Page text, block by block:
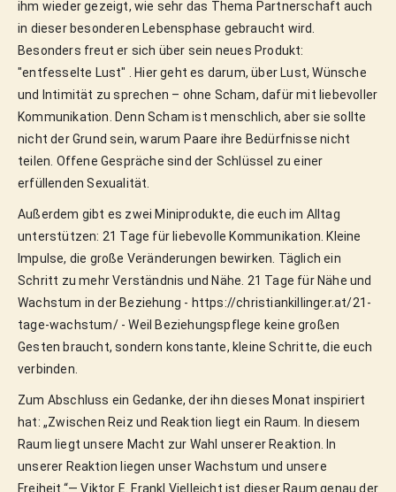
ihm wieder gezeigt, wie sehr das Thema Partnerschaft auch
in dieser besonderen Lebensphase gebraucht wird.
Besonders freut er sich über sein neues Produkt:
"entfesselte Lust" . Hier geht es darum, über Lust, Wünsche
und Intimität zu sprechen – ohne Scham, dafür mit liebevoller
Kommunikation. Denn Scham ist menschlich, aber sie sollte
nicht der Grund sein, warum Paare ihre Bedürfnisse nicht
teilen. Offene Gespräche sind der Schlüssel zu einer
erfüllenden Sexualität.
Außerdem gibt es zwei Miniprodukte, die euch im Alltag
unterstützen: 21 Tage für liebevolle Kommunikation. Kleine
Impulse, die große Veränderungen bewirken. Täglich ein
Schritt zu mehr Verständnis und Nähe. 21 Tage für Nähe und
Wachstum in der Beziehung - https://christiankillinger.at/21-
tage-wachstum/ - Weil Beziehungspflege keine großen
Gesten braucht, sondern konstante, kleine Schritte, die euch
verbinden.
Zum Abschluss ein Gedanke, der ihn dieses Monat inspiriert
hat: „Zwischen Reiz und Reaktion liegt ein Raum. In diesem
Raum liegt unsere Macht zur Wahl unserer Reaktion. In
unserer Reaktion liegen unser Wachstum und unsere
Freiheit.“— Viktor E. Frankl Vielleicht ist dieser Raum genau der